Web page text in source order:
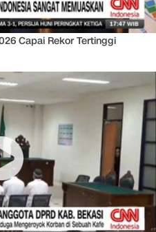
Capai Rekor Tertinggi